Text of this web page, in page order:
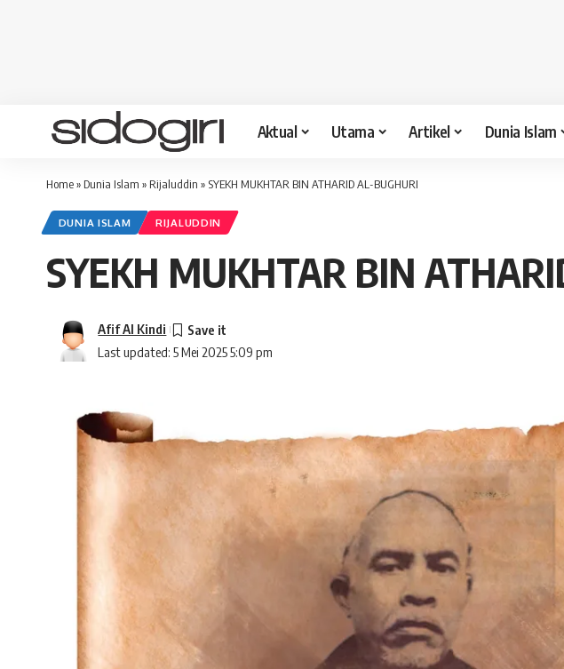
Aktual Utama Artikel Dunia Islam
Home» Dunia Islam » Rijaluddin » SYEKH MUKHTAR BIN ATHARID AL-BUGHURI
DUNIA ISLAM RIJALUDDIN
SYEKH MUKHTAR BIN
Last updated: 5 Mei 2025 5:09 pm
Afif Al Kindi